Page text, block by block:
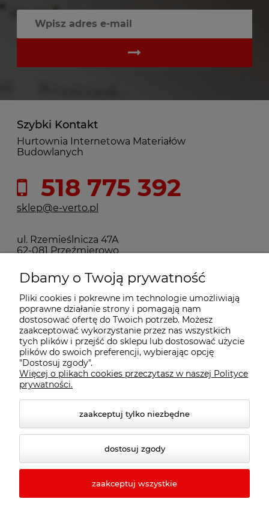
Szybki Kontakt
Hurtownia Internetowa Materiałów
Budowlanych
518 775 392
sklep@e-verto.pl
ul. Rzemieślnicza 47A
62-081 Przeźmierowo
Pomoc
Moje konto
Płatności i dostawa
O nas
© 2026 e-verto.pl. Wszelkie prawa zastrzeżone.
Dbamy o Twoją prywatność
Pliki cookies i pokrewne im technologie umożliwiają
poprawne działanie strony i pomagają nam
dostosować ofertę do Twoich potrzeb. Możesz
zaakceptować wykorzystanie przez nas wszystkich
tych plików i przejść do sklepu lub dostosować użycie
plików do swoich preferencji, wybierając opcję
"Dostosuj zgody".
Więcej o plikach cookies przeczytasz w naszej Polityce
prywatności.
zaakceptuj tylko niezbędne
dostosuj zgody
zaakceptuj wszystkie